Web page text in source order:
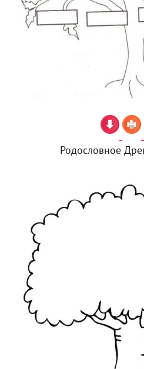
Родословное